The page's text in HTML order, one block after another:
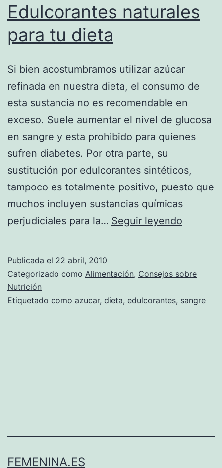
Edulcorantes naturales
para tu dieta
Si bien acostumbramos utilizar azúcar
refinada en nuestra dieta, el consumo de
esta sustancia no es recomendable en
exceso. Suele aumentar el nivel de glucosa
en sangre y esta prohibido para quienes
sufren diabetes. Por otra parte, su
sustitución por edulcorantes sintéticos,
tampoco es totalmente positivo, puesto que
muchos incluyen sustancias químicas
perjudiciales para la… Seguir leyendo
tu
Publicada el 22 abril, 2010
Categorizado como Alimentación, Consejos sobre
Nutrición
Etiquetado como azucar, dieta, edulcorantes, sangre
FEMENINA.ES